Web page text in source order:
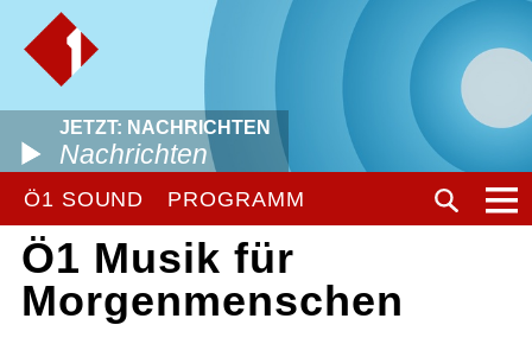
JETZT: NACHRICHTEN
Nachrichten
Ö1 SOUND PROGRAMM
Ö1 Musik für
Morgenmenschen